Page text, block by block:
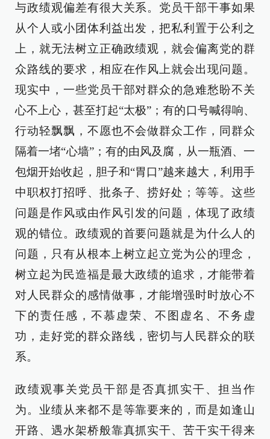
与政绩观偏差有很大关系。党员干部干事如果
从个人或小团体利益出发，把私利置于公利之
上，就无法树立正确政绩观，就会偏离党的群
众路线的要求，相应在作风上就会出现问题。
现实中，一些党员干部对群众的急难愁盼不关
心不上心，甚至打起“太极”；有的口号喊得响、
行动轻飘飘，不愿也不会做群众工作，同群众
隔着一堵“心墙”；有的由风及腐，从一瓶酒、一
包烟开始收起，胆子和“胃口”越来越大，利用手
中职权打招呼、批条子、捞好处；等等。这些
问题是作风或由作风引发的问题，体现了政绩
观的错位。政绩观的首要问题就是为什么人的
问题，只有从根本上树立起立党为公的理念，
树立起为民造福是最大政绩的追求，才能带着
对人民群众的感情做事，才能增强时时放心不
下的责任感，不慕虚荣、不图虚名、不务虚
功，走好党的群众路线，密切与人民群众的联
系。
政绩观事关党员干部是否真抓实干、担当作
为。业绩从来都不是等靠要来的，而是如逢山
开路、遇水架桥般靠真抓实干、苦干实干得来